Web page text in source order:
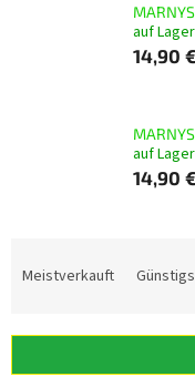
auf Lager
14,90 €
auf Lager
14,90 €
k
Meistverkauft